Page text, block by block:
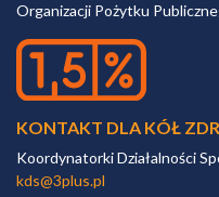
Organizacji Pożytku
KONTAKT DLA KÓŁ
Koordynatorki Działalności
kds@3plus.pl